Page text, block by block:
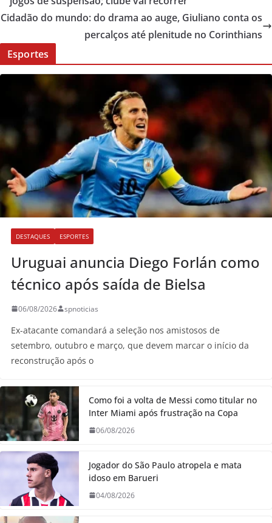
Cidadão do mundo: do drama ao auge, Giuliano conta os
percalços até plenitude no Corinthians
Esportes
DESTAQUES ESPORTES
Uruguai anuncia Diego Forlán como
técnico após saída de Bielsa
06/08/2026 spnoticias
Ex-atacante comandará a seleção nos amistosos de
setembro, outubro e março, que devem marcar o início da
reconstrução após o
Como foi a volta de Messi como titular no
Inter Miami após frustração na Copa
06/08/2026
Jogador do São Paulo atropela e mata
idoso em Barueri
04/08/2026